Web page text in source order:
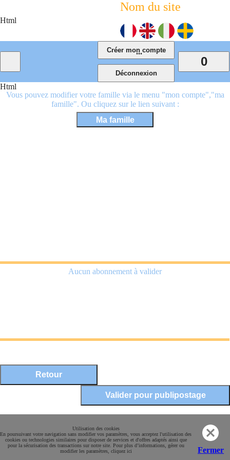
Html
Nom du site
Html
0
...
Vous pouvez modifier votre famille via le menu "mon compte","ma
famille". Ou cliquez sur le lien suivant :
Aucun abonnement à valider
Utilisation des cookies
En poursuivant votre navigation sans modifier vos paramètres, vous acceptez l'utilisation des
cookies ou technologies similaires pour disposer de services et d'offres adaptés ainsi que
pour la sécurisation des transactions sur notre site. Pour plus d’informations, gérer ou
modifier les paramètres, cliquez ici
Fermer
Paiement sécurisé
Conditions Générales de Vente